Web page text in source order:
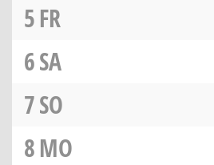
5FR
6SA
7SO
8MO